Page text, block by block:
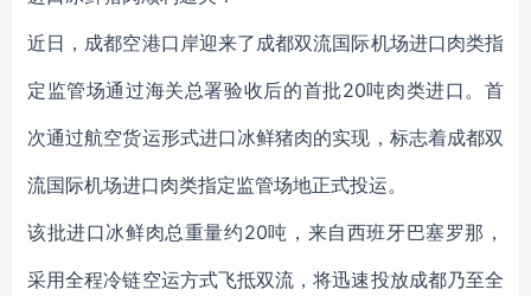
近日，成都空港口岸迎来了成都双流国际机场进口肉类指
定监管场通过海关总署验收后的首批20吨肉类进口。首
次通过航空货运形式进口冰鲜猪肉的实现，标志着成都双
流国际机场进口肉类指定监管场地正式投运。
该批进口冰鲜肉总重量约20吨，来自西班牙巴塞罗那，
采用全程冷链空运方式飞抵双流，将迅速投放成都乃至全